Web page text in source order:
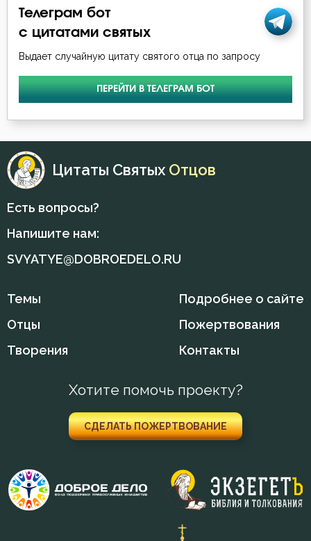
Богоугождение
Болезнь
Будущее
Вечные муки
Воля Божия
Воспитание
Врач
Грех
Девство
Феофан Затворник
Телеграм бот
с цитатами святых
Выдает случайную цитату святого отца по запросу
ПЕРЕЙТИ В ТЕЛЕГРАМ БОТ
Цитаты Святых Отцов
Есть вопросы?
Напишите нам:
SVYATYE@DOBROEDELO.RU
Темы
Отцы
Творения
Подробнее о сайте
Пожертвования
Контакты
Хотите помочь проекту?
СДЕЛАТЬ ПОЖЕРТВОВАНИЕ